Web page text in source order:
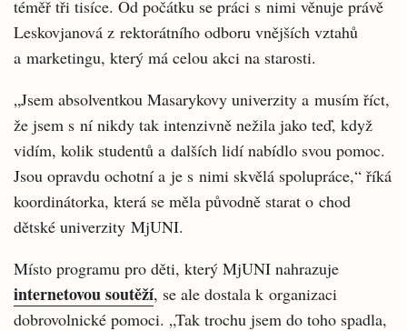
téměř tři tisíce. Od počátku se práci s nimi věnuje právě
Leskovjanová z rektorátního odboru vnějších vztahů
a marketingu, který má celou akci na starosti.
„Jsem absolventkou Masarykovy univerzity a musím říct,
že jsem s ní nikdy tak intenzivně nežila jako teď, když
vidím, kolik studentů a dalších lidí nabídlo svou pomoc.
Jsou opravdu ochotní a je s nimi skvělá spolupráce,“ říká
koordinátorka, která se měla původně starat o chod
dětské univerzity MjUNI.
Místo programu pro děti, který MjUNI nahrazuje
internetovou soutěží, se ale dostala k organizaci
dobrovolnické pomoci. „Tak trochu jsem do toho spadla,